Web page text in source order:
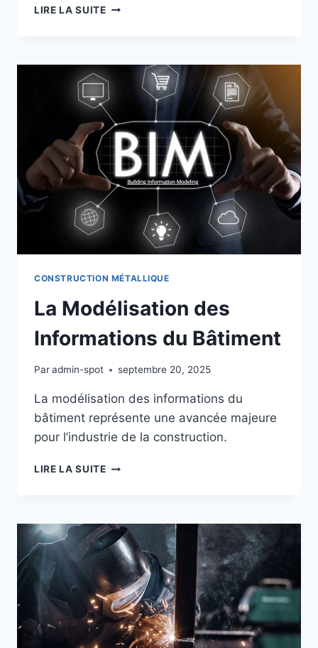
LIRE LA SUITECLASSIFICATION
TYPES
DE
MÉTAUX
ET
ALLIAGES
CONSTRUCTION MÉTALLIQUE
La Modélisation des
Informations du Bâtiment
Paradmin-spot septembre 20, 2025
La modélisation des informations du
bâtiment représente une avancée majeure
pour l’industrie de la construction.
LIRE LA SUITELA
DU
BÂTIMENT